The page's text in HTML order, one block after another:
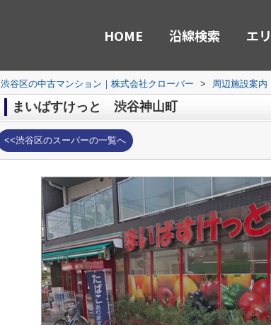
HOME 沿線検索 エ
渋谷区の中古マンション｜株式会社クローバー > 周辺施設案内
まいばすけっと 渋谷神山町
<<渋谷区のスーパーの一覧へ